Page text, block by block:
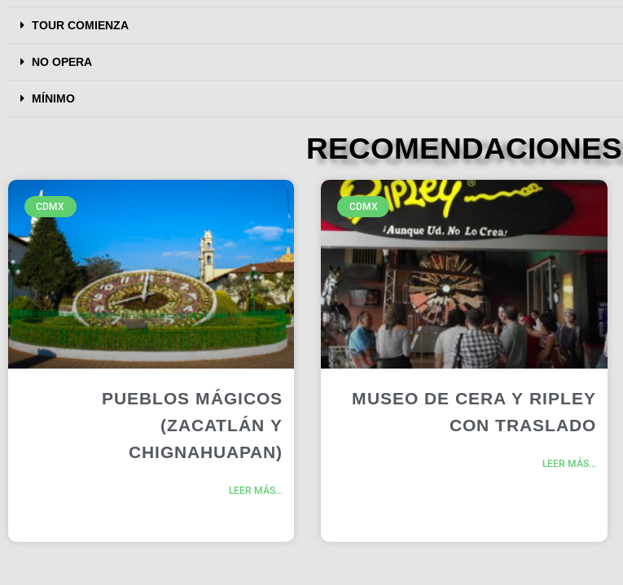
TOUR COMIENZA
NO OPERA
MÍNIMO
RECOMENDACIONES
CDMX
PUEBLOS MÁGICOS
(ZACATLÁN Y
CHIGNAHUAPAN)
LEER MÁS...
CDMX
MUSEO DE CERA Y RIPLEY
CON TRASLADO
LEER MÁS...